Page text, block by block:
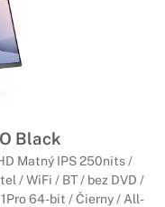
štýlovým
Black
Matný IPS 250nits /
/ WiFi / BT / bez DVD /
64-bit / Čierny / All-